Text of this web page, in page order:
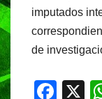
imputados
de
F X